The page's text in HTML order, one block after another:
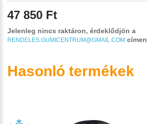
47 850 Ft
Jelenleg nincs raktáron, érdeklődjön a
RENDELES.GUMICENTRUM@GMAIL.COM címen
Hasonló termékek